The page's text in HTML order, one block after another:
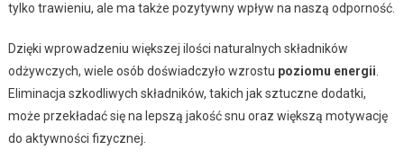
tylko trawieniu, ale ma także pozytywny wpływ na naszą odporność.
Dzięki wprowadzeniu większej ilości naturalnych składników
odżywczych, wiele osób doświadczyło wzrostu poziomu energii
Eliminacja szkodliwych składników, takich jak sztuczne dodatki,
może przekładać się na lepszą jakość snu oraz większą motywację
do aktywności fizycznej.